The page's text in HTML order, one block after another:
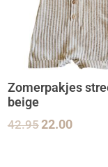
Zomerpakjes
beige
42.9522.00